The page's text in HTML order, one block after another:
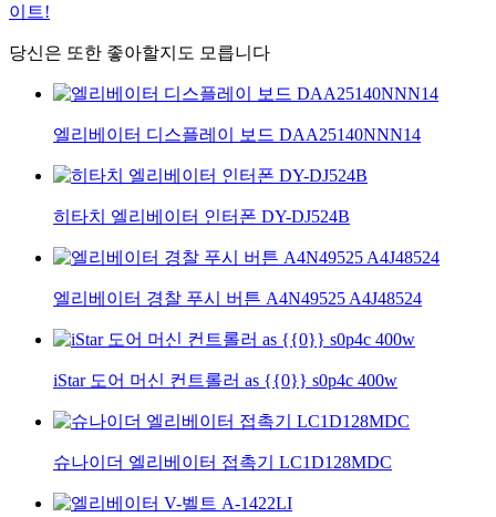
이트!
당신은 또한 좋아할지도 모릅니다
엘리베이터 디스플레이 보드 DAA25140NNN14
히타치 엘리베이터 인터폰 DY-DJ524B
엘리베이터 경찰 푸시 버튼 A4N49525 A4J48524
iStar 도어 머신 컨트롤러 as {{0}} s0p4c 400w
슈나이더 엘리베이터 접촉기 LC1D128MDC